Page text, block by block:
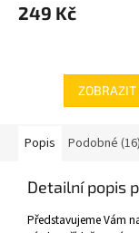
249 Kč
ZOBRAZIT
Popis Podobné (16)
Detailní popis
Představujeme Vám